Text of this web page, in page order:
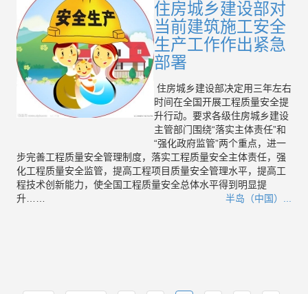
住房城乡建设部对
当前建筑施工安全
生产工作作出紧急
部署
住房城乡建设部决定用三年左右
时间在全国开展工程质量安全提
升行动。要求各级住房城乡建设
主管部门围绕“落实主体责任”和
“强化政府监管”两个重点，进一
步完善工程质量安全管理制度，落实工程质量安全主体责任，强
化工程质量安全监管，提高工程项目质量安全管理水平，提高工
程技术创新能力，使全国工程质量安全总体水平得到明显提
升……
半岛（中国）...